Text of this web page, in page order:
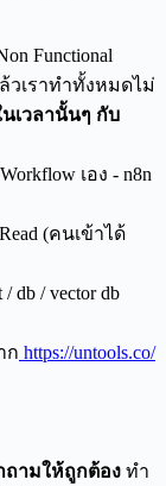
Functional
วเราทำทั้งหมดไม่
นเวลานั้นๆ กับ
เอง - n8n
(คนเข้าได้
db / vector db
ก https://untools.co/
ถามให้ถูกต้อง ทำ